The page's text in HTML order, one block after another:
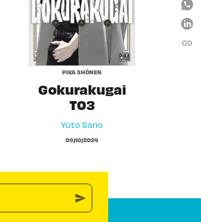
PIKA SHÔNEN
Gokurakugai
T03
Yûto Sano
09/10/2024
link
send